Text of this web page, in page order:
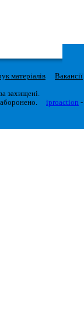
матеріалів Вакансії
захищені.
iproaction -